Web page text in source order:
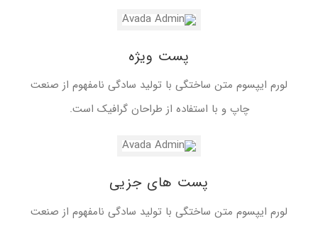
پست ویژه
لورم ایپسوم متن ساختگی با تولید سادگی نامفهوم از صنعت
چاپ و با استفاده از طراحان گرافیک است.
پست های جزیی
لورم ایپسوم متن ساختگی با تولید سادگی نامفهوم از صنعت